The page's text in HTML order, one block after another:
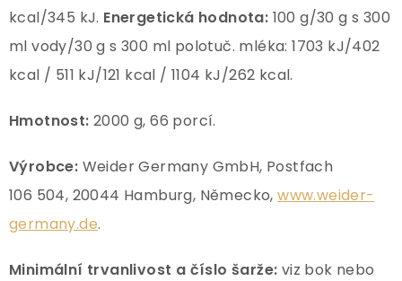
kcal/345 kJ. Energetická hodnota: 100 g/30 g s 300
ml vody/30 g s 300 ml polotuč. mléka: 1703 kJ/402
kcal / 511 kJ/121 kcal / 1104 kJ/262 kcal.
Hmotnost: 2000 g, 66 porcí.
Výrobce: Weider Germany GmbH, Postfach
106 504, 20044 Hamburg, Německo,www.weider-
germany.de.
Minimální trvanlivost a číslo šarže: viz bok nebo